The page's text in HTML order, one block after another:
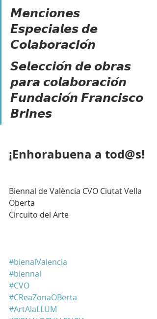
𝙈𝙚𝙣𝙘𝙞𝙤𝙣𝙚𝙨
𝙀𝙨𝙥𝙚𝙘𝙞𝙖𝙡𝙚𝙨 𝙙𝙚
𝘾𝙤𝙡𝙖𝙗𝙤𝙧𝙖𝙘𝙞𝙤́𝙣
𝙎𝙚𝙡𝙚𝙘𝙘𝙞𝙤́𝙣 𝙙𝙚 𝙤𝙗𝙧𝙖𝙨
𝙥𝙖𝙧𝙖 𝙘𝙤𝙡𝙖𝙗𝙤𝙧𝙖𝙘𝙞𝙤́𝙣
𝙁𝙪𝙣𝙙𝙖𝙘𝙞𝙤́𝙣 𝙁𝙧𝙖𝙣𝙘𝙞𝙨𝙘𝙤
𝘽𝙧𝙞𝙣𝙚𝙨
¡Enhorabuena a tod@s!
Biennal de València CVO Ciutat Vella
Oberta
Circuito del Arte
#bienalValencia
#biennal
#CVO
#CReaZonaOBerta
#ArtAlaLLUM